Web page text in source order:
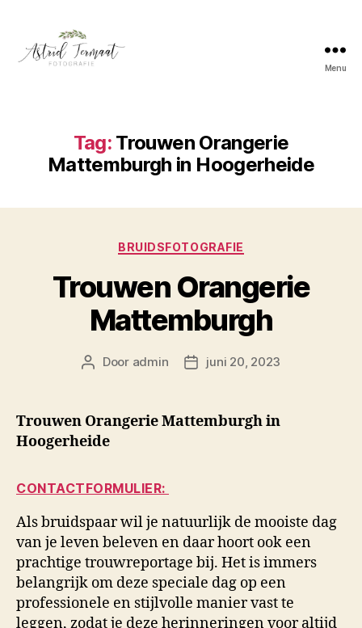
Menu
Tag: Trouwen Orangerie
Mattemburgh in Hoogerheide
Categorieën
BRUIDSFOTOGRAFIE
Trouwen Orangerie
Mattemburgh
Berichtauteur
Door admin Berichtdatum
juni 20, 2023
Trouwen Orangerie Mattemburgh in
Hoogerheide
CONTACTFORMULIER:
Als bruidspaar wil je natuurlijk de mooiste dag
van je leven beleven en daar hoort ook een
prachtige trouwreportage bij. Het is immers
belangrijk om deze speciale dag op een
professionele en stijlvolle manier vast te
leggen, zodat je deze herinneringen voor altijd